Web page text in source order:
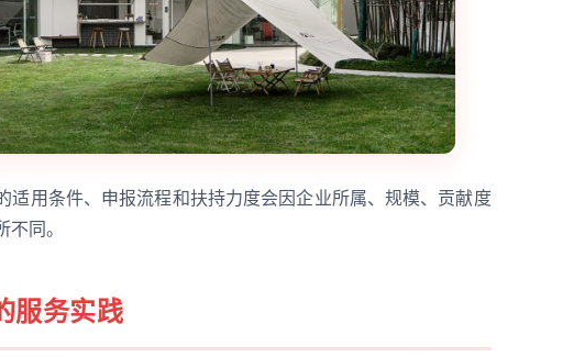
适用条件、申报流程和扶持力度会因企业所属、规模、贡献度
同。
服务实践